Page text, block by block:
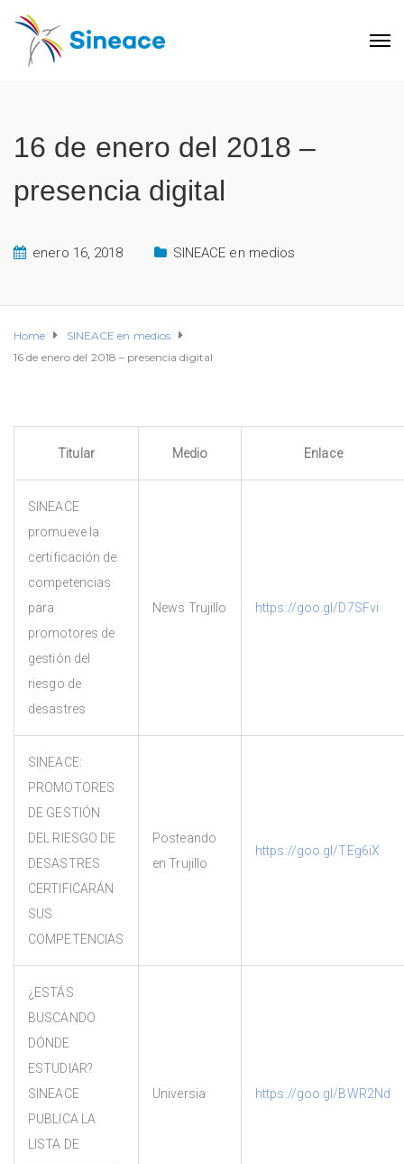
16 de enero del 2018 –
presencia digital
enero 16, 2018 SINEACE en medios
Home
SINEACE en medios
16 de enero del 2018 – presencia digital
Titular Medio Enlace
SINEACE
promueve la
certificación de
competencias
para
promotores de
gestión del
riesgo de
desastres
News Trujillo https://goo.gl/D7SFvi
SINEACE:
PROMOTORES
DE GESTIÓN
DEL RIESGO DE
DESASTRES
CERTIFICARÁN
SUS
COMPETENCIAS
Posteando
en Trujillo
https://goo.gl/TEg6iX
¿ESTÁS
BUSCANDO
DÓNDE
ESTUDIAR?
SINEACE
PUBLICA LA
LISTA DE
Universia https://goo.gl/BWR2Nd